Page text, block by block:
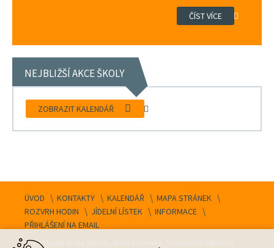
ČÍST VÍCE
NEJBLIŽŠÍ AKCE ŠKOLY
ZOBRAZIT KALENDÁŘ
ÚVOD KONTAKTY KALENDÁŘ
MAPA STRÁNEK
ROZVRH HODIN
JÍDELNÍ LÍSTEK
INFORMACE
PŘIHLÁŠENÍ NA EMAIL
© Základní škola Třebíč, Horka-Domky, Václavské náměstí